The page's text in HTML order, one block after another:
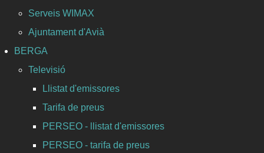
Serveis WIMAX
Ajuntament d'Avià
BERGA
Televisió
Llistat d'emissores
Tarifa de preus
PERSEO - llistat d'emissores
PERSEO - tarifa de preus